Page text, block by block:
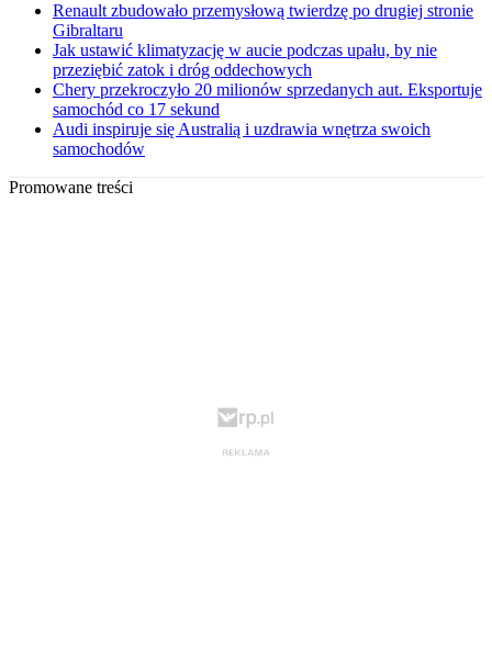
Renault zbudowało przemysłową twierdzę po drugiej stronie
Gibraltaru
Jak ustawić klimatyzację w aucie podczas upału, by nie
przeziębić zatok i dróg oddechowych
Chery przekroczyło 20 milionów sprzedanych aut. Eksportuje
samochód co 17 sekund
Audi inspiruje się Australią i uzdrawia wnętrza swoich
samochodów
Promowane treści